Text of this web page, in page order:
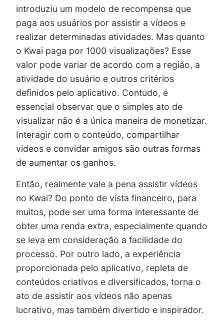
introduziu um modelo de recompensa que
paga aos usuários por assistir a vídeos e
realizar determinadas atividades. Mas quanto
o Kwai paga por 1000 visualizações? Esse
valor pode variar de acordo com a região, a
atividade do usuário e outros critérios
definidos pelo aplicativo. Contudo, é
essencial observar que o simples ato de
visualizar não é a única maneira de monetizar.
Interagir com o conteúdo, compartilhar
vídeos e convidar amigos são outras formas
de aumentar os ganhos.
Então, realmente vale a pena assistir vídeos
no Kwai? Do ponto de vista financeiro, para
muitos, pode ser uma forma interessante de
obter uma renda extra, especialmente quando
se leva em consideração a facilidade do
processo. Por outro lado, a experiência
proporcionada pelo aplicativo, repleta de
conteúdos criativos e diversificados, torna o
ato de assistir aos vídeos não apenas
lucrativo, mas também divertido e inspirador.